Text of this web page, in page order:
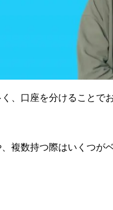
、口座を分けることで
複数持つ際はいくつが